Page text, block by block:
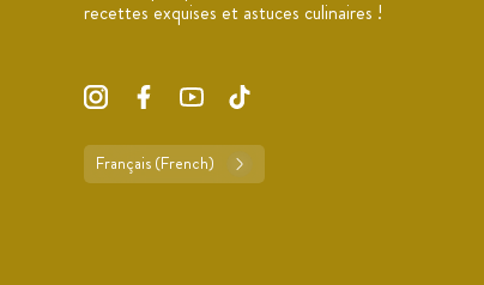
recettes exquises et astuces culinaires !
Français (French)